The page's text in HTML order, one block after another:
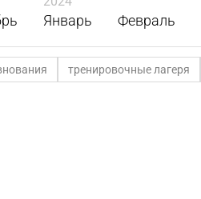
Январь Февраль
тренировочные лагеря